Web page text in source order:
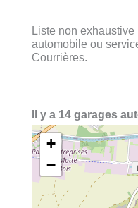
Liste non
automobile ou
Courrières.
Il y a 14 garages
+
−